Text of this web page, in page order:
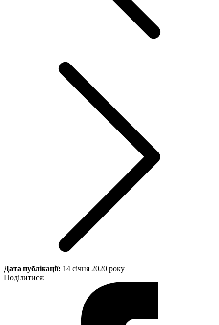
Дата публікації: 14 січня 2020 року
Поділитися: